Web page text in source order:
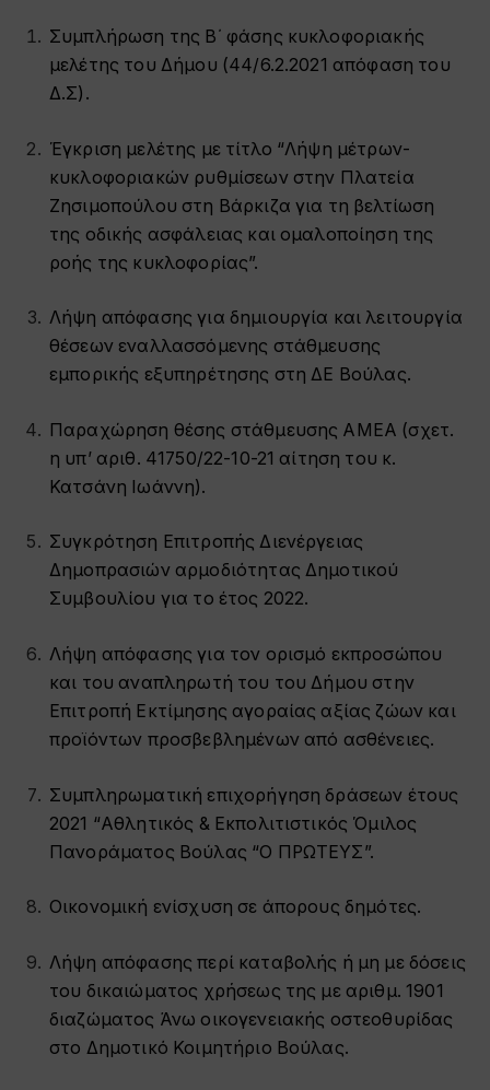
Συμπλήρωση της Β΄ φάσης κυκλοφοριακής
μελέτης του Δήμου (44/6.2.2021 απόφαση του
Δ.Σ).
Έγκριση μελέτης με τίτλο “Λήψη μέτρων-
κυκλοφοριακών ρυθμίσεων στην Πλατεία
Ζησιμοπούλου στη Βάρκιζα για τη βελτίωση
της οδικής ασφάλειας και ομαλοποίηση της
ροής της κυκλοφορίας”.
Λήψη απόφασης για δημιουργία και λειτουργία
θέσεων εναλλασσόμενης στάθμευσης
εμπορικής εξυπηρέτησης στη ΔΕ Βούλας.
Παραχώρηση θέσης στάθμευσης ΑΜΕΑ (σχετ.
η υπ’ αριθ. 41750/22-10-21 αίτηση του κ.
Κατσάνη Ιωάννη).
Συγκρότηση Επιτροπής Διενέργειας
Δημοπρασιών αρμοδιότητας Δημοτικού
Συμβουλίου για το έτος 2022.
Λήψη απόφασης για τον ορισμό εκπροσώπου
και του αναπληρωτή του του Δήμου στην
Επιτροπή Εκτίμησης αγοραίας αξίας ζώων και
προϊόντων προσβεβλημένων από ασθένειες.
Συμπληρωματική επιχορήγηση δράσεων έτους
2021 “Αθλητικός & Εκπολιτιστικός Όμιλος
Πανοράματος Βούλας “Ο ΠΡΩΤΕΥΣ”.
Οικονομική ενίσχυση σε άπορους δημότες.
Λήψη απόφασης περί καταβολής ή μη με δόσεις
του δικαιώματος χρήσεως της με αριθμ. 1901
διαζώματος Άνω οικογενειακής οστεοθυρίδας
στο Δημοτικό Κοιμητήριο Βούλας.